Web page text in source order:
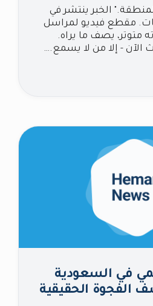
الخبر ينتشر في
مقطع فيديو لمراسل
متوتر، يصف ما يراه.
الآن - إلا من لا يسمع.…
في السعودية